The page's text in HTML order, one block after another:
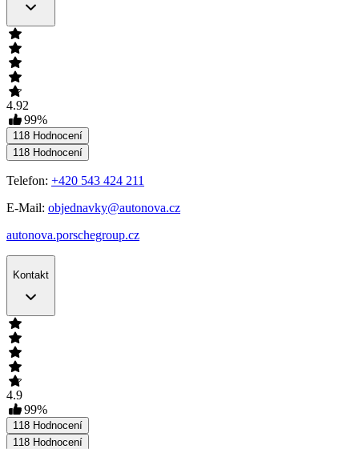
4.92
99%
118 Hodnocení
118 Hodnocení
Telefon: +420 543 424 211
E-Mail: objednavky@autonova.cz
autonova.porschegroup.cz
Kontakt
4.9
99%
118 Hodnocení
118 Hodnocení